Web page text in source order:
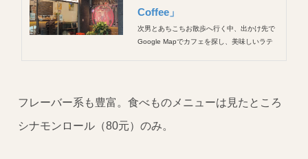
Coffee」
次男とあちこちお散歩へ行く中、出かけ先で
Google Mapでカフェを探し、美味しいラテ
フレーバー系も豊富。食べものメニューは見たところ
シナモンロール（80元）のみ。